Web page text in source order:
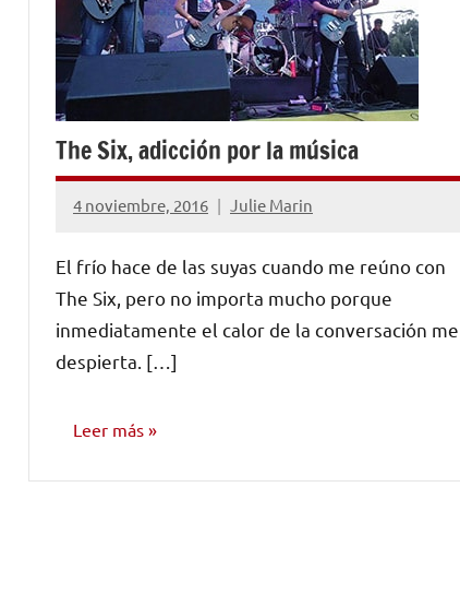
The Six, adicción por la música
4 noviembre, 2016 Julie Marin
No
comentarios
El frío hace de las suyas cuando me reúno con
The Six, pero no importa mucho porque
inmediatamente el calor de la conversación me
despierta. […]
Leer más